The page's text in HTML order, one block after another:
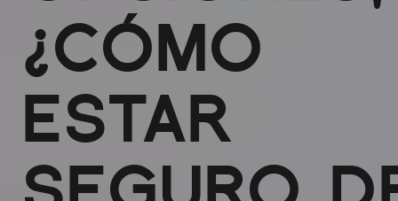
¿CÓMO
ESTAR